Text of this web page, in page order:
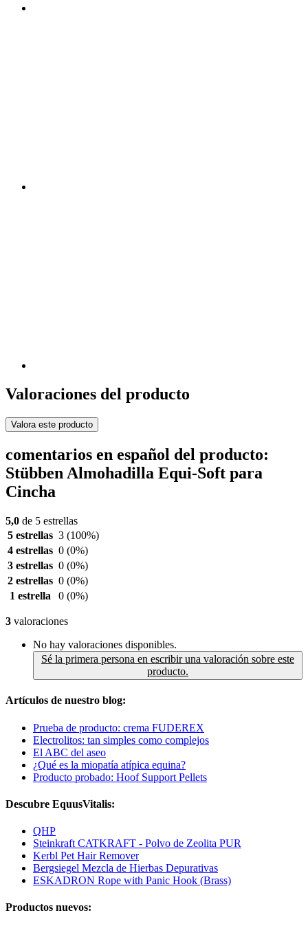
Valoraciones del producto
Valora este producto
comentarios en español del producto:
Stübben Almohadilla Equi-Soft para
Cincha
5,0 de 5 estrellas
5 estrellas 3 (100%)
4 estrellas 0 (0%)
3 estrellas 0 (0%)
2 estrellas 0 (0%)
1 estrella
0 (0%)
3 valoraciones
No hay valoraciones disponibles.
Sé la primera persona en escribir una valoración sobre este
producto.
Artículos de nuestro blog:
Prueba de producto: crema FUDEREX
Electrolitos: tan simples como complejos
El ABC del aseo
¿Qué es la miopatía atípica equina?
Producto probado: Hoof Support Pellets
Descubre EquusVitalis:
QHP
Steinkraft CATKRAFT - Polvo de Zeolita PUR
Kerbl Pet Hair Remover
Bergsiegel Mezcla de Hierbas Depurativas
ESKADRON Rope with Panic Hook (Brass)
Productos nuevos: